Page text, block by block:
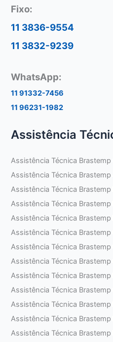
Fixo:
11 3836-9554
11 3832-9239
WhatsApp:
11 91332-7456
11 96231-1982
Assistência
Assistência Técnica
Assistência Técnica Brastemp
Assistência Técnica Brastemp
Assistência Técnica Brastemp
Assistência Técnica Brastemp
Assistência Técnica Brastemp
Assistência Técnica Brastemp
Assistência Técnica Brastemp
Assistência Técnica Brastemp
Assistência Técnica Brastemp
Assistência Técnica Brastemp
Assistência Técnica Brastemp
Assistência Técnica Brastemp